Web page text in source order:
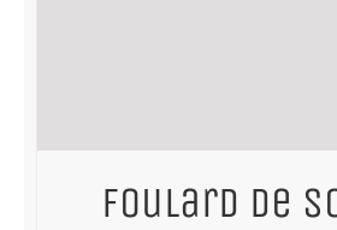
Foulard de